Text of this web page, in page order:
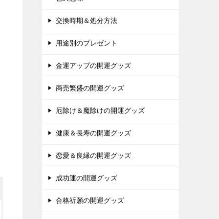
交換時期＆処分方法
用途別のプレゼント
金運アップの開運グッズ
商売繁盛の開運グッズ
厄除け＆魔除けの開運グッズ
健康＆長寿の開運グッズ
恋愛＆良縁の開運グッズ
成功運の開運グッズ
合格祈願の開運グッズ